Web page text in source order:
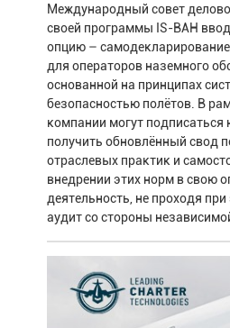
Международный совет
своей программы IS-BAH
опцию –
для операторов наземного
основанной на принципах
безопасностью полётов. В
компании могут подписаться
получить обновлённый свод
отраслевых практик и
внедрении этих норм в свою
деятельность, не проходя
аудит со стороны